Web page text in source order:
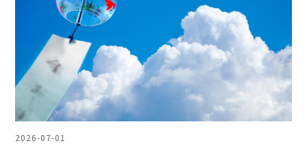
2026-07-01